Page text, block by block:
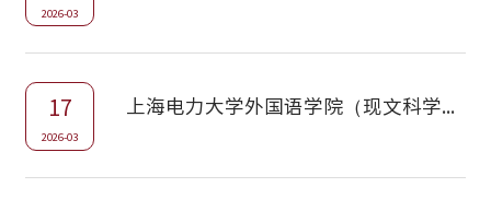
2026-03
17
2026-03
上海电力大学外国语学院（现文科学部） 2026年硕士研究生复试工作方案